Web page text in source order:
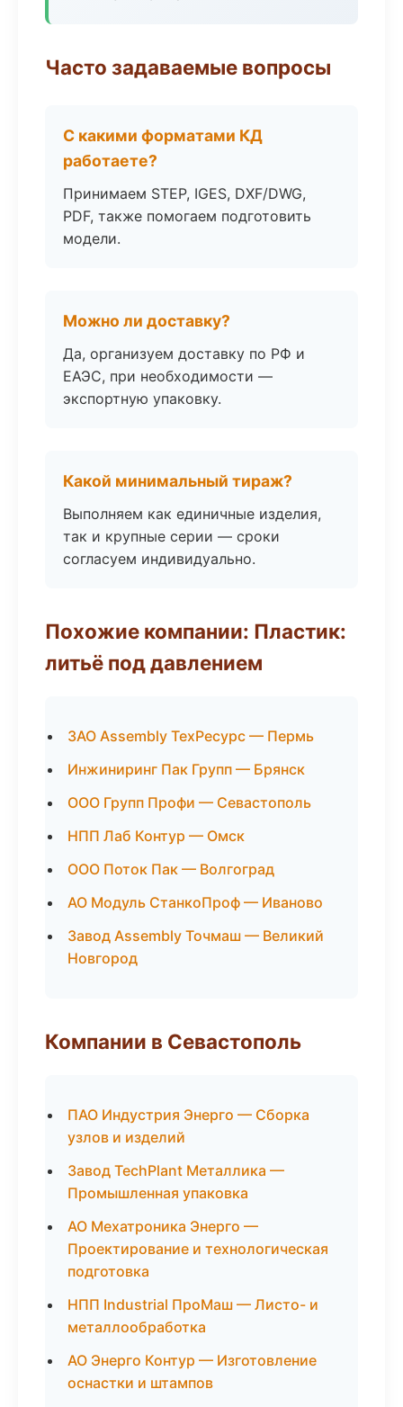
Часто задаваемые вопросы
С какими форматами КД
работаете?
Принимаем STEP, IGES, DXF/DWG,
PDF, также помогаем подготовить
модели.
Можно ли доставку?
Да, организуем доставку по РФ и
ЕАЭС, при необходимости —
экспортную упаковку.
Какой минимальный тираж?
Выполняем как единичные изделия,
так и крупные серии — сроки
согласуем индивидуально.
Похожие компании: Пластик:
литьё под давлением
ЗАО Assembly ТехРесурс — Пермь
Инжиниринг Пак Групп — Брянск
ООО Групп Профи — Севастополь
НПП Лаб Контур — Омск
ООО Поток Пак — Волгоград
АО Модуль СтанкоПроф — Иваново
Завод Assembly Точмаш — Великий
Новгород
Компании в Севастополь
ПАО Индустрия Энерго — Сборка
узлов и изделий
Завод TechPlant Металлика —
Промышленная упаковка
АО Мехатроника Энерго —
Проектирование и технологическая
подготовка
НПП Industrial ПроМаш — Листо- и
металлообработка
АО Энерго Контур — Изготовление
оснастки и штампов